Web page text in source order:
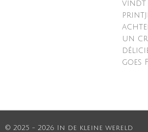
vindt
un
goes
© 2025 - 2026 In de kleine wereld